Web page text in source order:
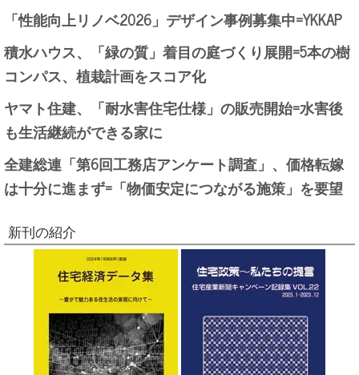
「性能向上リノベ2026」デザイン事例募集中=YKKAP
積水ハウス、「緑の質」着目の庭づくり展開=5本の樹
コンパス、植栽計画をスコア化
ヤマト住建、「耐水害住宅仕様」の販売開始=水害後
も生活継続ができる家に
全建総連「第6回工務店アンケート調査」、価格転嫁
は十分に進まず=「物価安定につながる施策」を要望
新刊の紹介